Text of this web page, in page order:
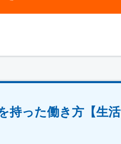
持った働き方【生活